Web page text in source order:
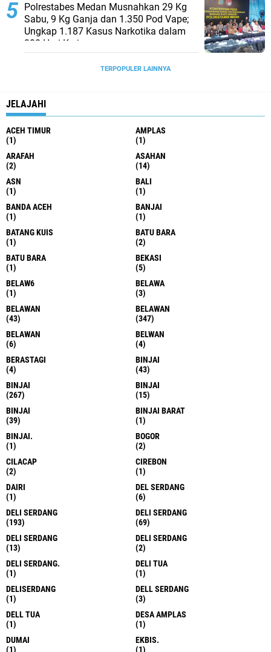
Polrestabes Medan Musnahkan 29 Kg
Sabu, 9 Kg Ganja dan 1.350 Pod Vape;
Ungkap 1.187 Kasus Narkotika dalam
300 Hari Kerja
TERPOPULER LAINNYA
JELAJAHI
ACEH TIMUR
(1)
AMPLAS
(1)
ARAFAH
(2)
ASAHAN
(14)
ASN
(1)
BALI
(1)
BANDA ACEH
(1)
BANJAI
(1)
BATANG KUIS
(1)
BATU BARA
(2)
BATU BARA
(1)
BEKASI
(5)
BELAW6
(1)
BELAWA
(3)
BELAWAN
(43)
BELAWAN
(347)
BELAWAN
(6)
BELWAN
(4)
BERASTAGI
(4)
BINJAI
(43)
BINJAI
(267)
BINJAI
(15)
BINJAI
(39)
BINJAI BARAT
(1)
BINJAI.
(1)
BOGOR
(2)
CILACAP
(2)
CIREBON
(1)
DAIRI
(1)
DEL SERDANG
(6)
DELI SERDANG
(193)
DELI SERDANG
(69)
DELI SERDANG
(13)
DELI SERDANG
(2)
DELI SERDANG.
(1)
DELI TUA
(1)
DELISERDANG
(1)
DELL SERDANG
(3)
DELL TUA
(1)
DESA AMPLAS
(1)
DUMAI
(1)
EKBIS.
(1)